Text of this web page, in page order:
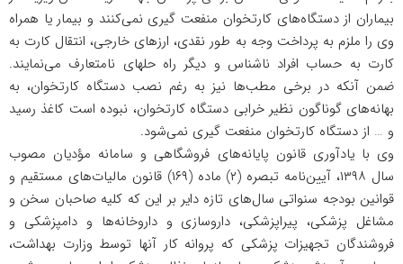
بیماران از دستگاه‌های کارتخوان منفعت گیری نمی‌کنند و بیمار یا همراه
وی را ملزم به پرداخت وجه به طور نقدی، ارز‌های خارجی، انتقال کارت به
کارت به حساب افراد ناشناس و دیگر راه حلهای نامتعارف می‌نمایند.
ضمن آنکه در برخی مطب‌ها نیز به رغم نصب دستگاه کارتخوان، به
بهانه‌های گوناگون نظیر خرابی دستگاه کارتخوان، نبوده است کاغذ رسید
و … از دستگاه کارتخوان منفعت گیری نمی‌شود.
وی با یادآوری قانون پایانه‌های فروشگاهی و سامانه مؤدیان مصوب
سال ۱۳۹۸، آیین‌نامه تبصره (۲) ماده (۱۶۹) قانون مالیات‌های مستقیم و
قوانین بودجه سنواتی سال‌های تازه دایر بر این که کلیه صاحبان سخن و
مشاغل پزشکی، پیراپزشکی، داروسازی و داروخانه‌ها و دامپزشکی و
فروشندگان تجهیزات پزشکی که پروانه کار آنها توسط وزارت بهداشت،